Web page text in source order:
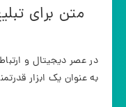
متن برای
به عنوان یک ابزار